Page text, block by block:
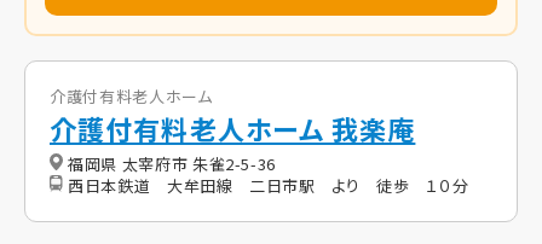
介護付有料老人ホーム
介護付有料老人ホーム 我楽庵
福岡県 太宰府市 朱雀2-5-36
西日本鉄道 大牟田線 二日市駅 より 徒歩 １０分